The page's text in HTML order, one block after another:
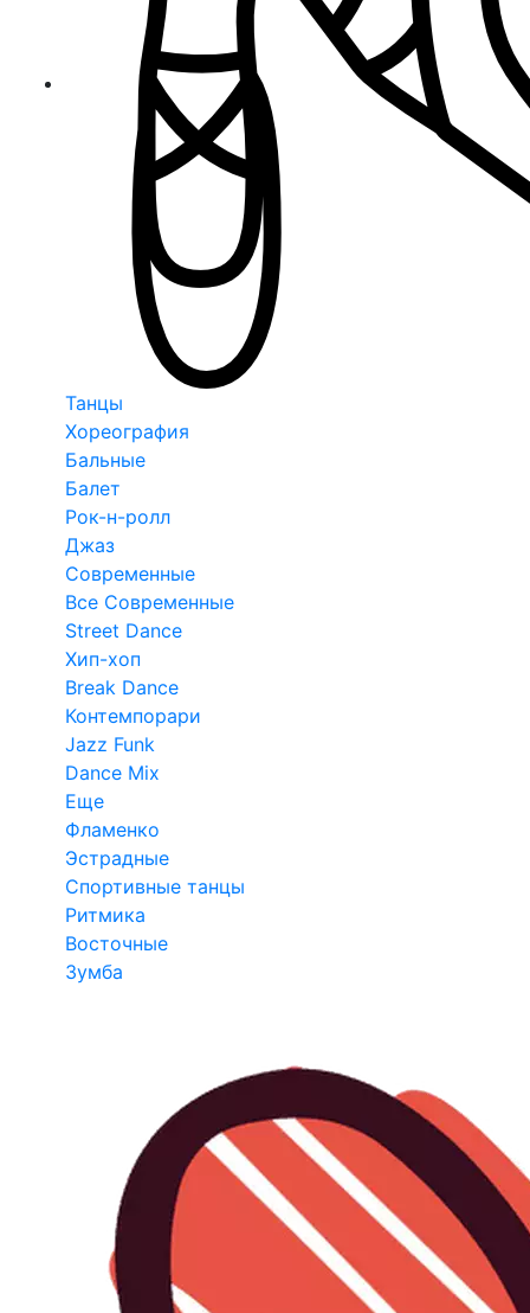
Танцы
Хореография
Бальные
Балет
Рок-н-ролл
Джаз
Современные
Все Современные
Street Dance
Хип-хоп
Break Dance
Контемпорари
Jazz Funk
Dance Mix
Еще
Фламенко
Эстрадные
Спортивные танцы
Ритмика
Восточные
Зумба